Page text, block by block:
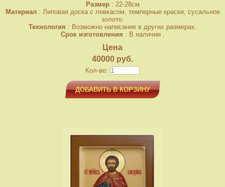
Размер: 22-28см
Материал: Липовая доска с левкасом, темперные краски, сусальное
золото.
Технология : Возможно написание в других размерах.
Срок изготовления : В наличии .
Цена
40000 руб.
Кол-во:
ДОБАВИТЬ В КОРЗИНУ